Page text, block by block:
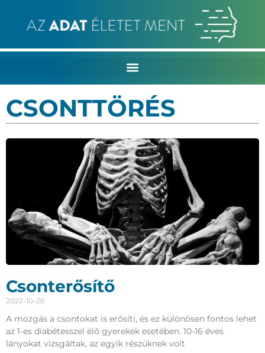
CSONTTÖRÉS
Csonterősítő
2022-10-26
A mozgás a csontokat is erősíti, és ez különösen fontos lehet
az 1-es diabétesszel élő gyerekek esetében. 10-16 éves
lányokat vizsgáltak, az egyik részüknek volt